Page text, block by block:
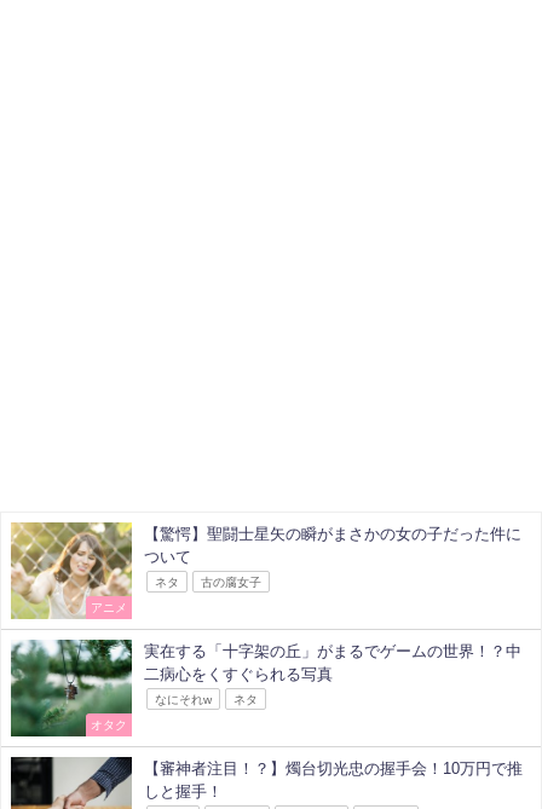
アニメ
【驚愕】聖闘士星矢の瞬がまさかの女の子だった件に
ついて
ネタ 古の腐女子
オタク
実在する「十字架の丘」がまるでゲームの世界！？中
二病心をくすぐられる写真
なにそれw ネタ
【審神者注目！？】燭台切光忠の握手会！10万円で推
しと握手！